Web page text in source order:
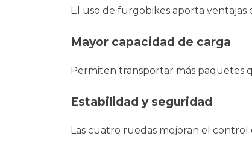
El uso de furgobikes aporta ventajas
Mayor capacidad de carga
Permiten transportar más paquetes
Estabilidad y seguridad
Las cuatro ruedas mejoran el